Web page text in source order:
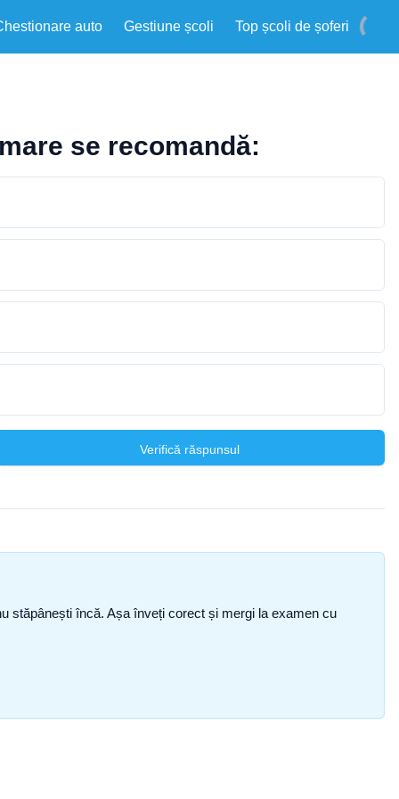
auto Gestiune școli Top școli de șoferi
se recomandă:
Verifică răspunsul
stăpânești încă. Așa înveți corect și mergi la examen cu